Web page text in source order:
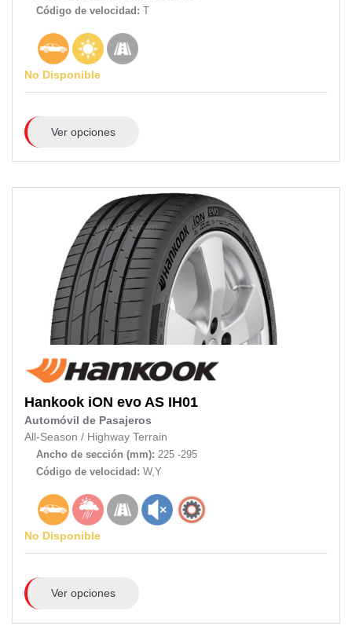
Código de velocidad: T
No Disponible
Ver opciones
Hankook iON evo AS IH01
Automóvil de Pasajeros
All-Season / Highway Terrain
Ancho de sección (mm): 225 -295
Código de velocidad: W,Y
No Disponible
Ver opciones